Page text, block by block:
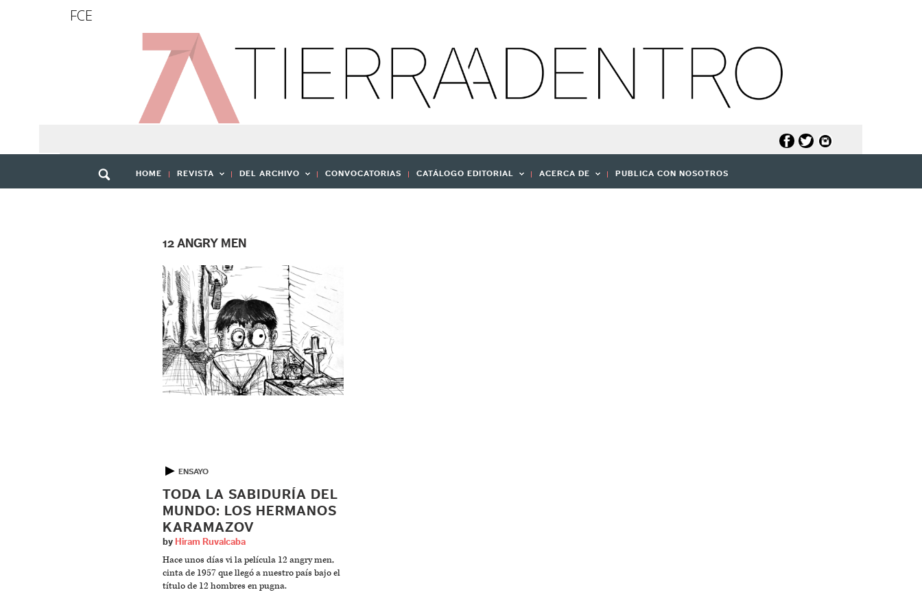
FCE
HOME REVISTA DEL ARCHIVO CONVOCATORIAS CATÁLOGO EDITORIAL ACERCA DE PUBLICA CON NOSOTROS
12 ANGRY MEN
▶ ENSAYO
TODA LA SABIDURÍA DEL
MUNDO: LOS HERMANOS
KARAMAZOV
by Hiram Ruvalcaba
Hace unos días vi la película 12 angry men,
cinta de 1957 que llegó a nuestro país bajo el
título de 12 hombres en pugna.